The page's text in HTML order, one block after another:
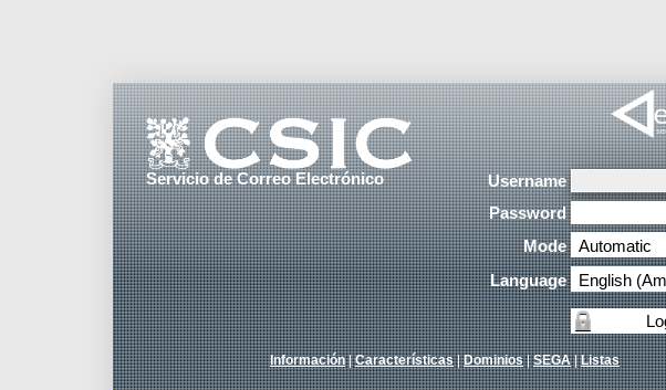
Servicio de Correo Electrónico
Username
Password
Mode
Language
Información| Características| Dominios| SEGA| Listas